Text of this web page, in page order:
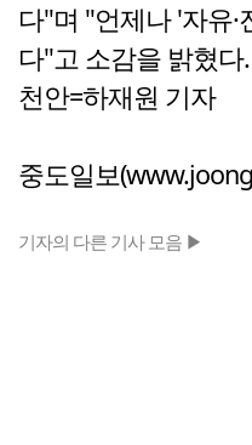
다"며 "언제나 '자유
다"고 소감을 밝혔다.
천안=하재원 기자
중도일보
기자의 다른 기사 모음 ▶